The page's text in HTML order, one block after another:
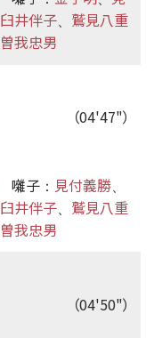
臼井伴子
鷲見八重
曽我忠男
（04'47"）
囃子 ： 見付義勝
臼井伴子
鷲見八重
曽我忠男
（04'50"）